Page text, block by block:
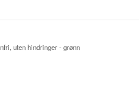
uten hindringer - grønn